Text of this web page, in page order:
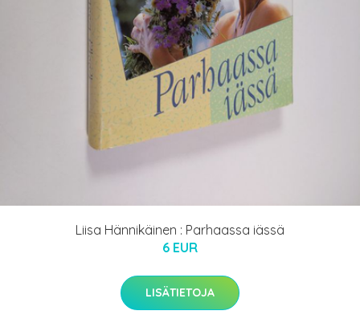
Liisa Hännikäinen : Parhaassa iässä
6 EUR
LISÄTIETOJA